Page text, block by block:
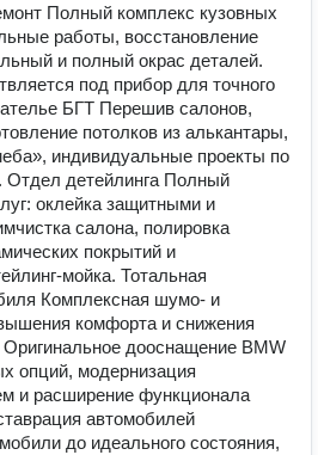
Полный комплекс кузовных
работы, восстановление
и полный окрас деталей.
под прибор для точного
БГТ Перешив салонов,
потолков из алькантары,
индивидуальные проекты по
Отдел детейлинга Полный
оклейка защитными и
салона, полировка
покрытий и
Тотальная
Комплексная шумо‑ и
комфорта и снижения
дооснащение BMW
опций, модернизация
и расширение функционала
автомобилей
до идеального состояния,